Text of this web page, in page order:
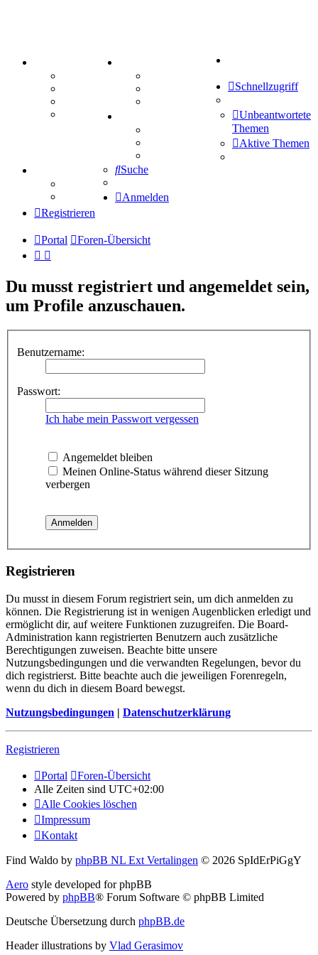
Mastodon
Treffenübersicht
Zitatesammlung
Schiffe versenken
Tipprunde
Comunio
Schnellzugriff
Unbeantwortete
Themen
Aktive Themen
Suche
Anmelden
Registrieren
Portal Foren-Übersicht
Du musst registriert und angemeldet sein,
um Profile anzuschauen.
Benutzername:
Passwort:
Ich habe mein Passwort vergessen
Angemeldet bleiben
Meinen Online-Status während dieser Sitzung
verbergen
Registrieren
Du musst in diesem Forum registriert sein, um dich anmelden zu
können. Die Registrierung ist in wenigen Augenblicken erledigt und
ermöglicht dir, auf weitere Funktionen zuzugreifen. Die Board-
Administration kann registrierten Benutzern auch zusätzliche
Berechtigungen zuweisen. Beachte bitte unsere
Nutzungsbedingungen und die verwandten Regelungen, bevor du
dich registrierst. Bitte beachte auch die jeweiligen Forenregeln,
wenn du dich in diesem Board bewegst.
Nutzungsbedingungen | Datenschutzerklärung
Registrieren
Portal
Foren-Übersicht
Alle Zeiten sind UTC+02:00
Alle Cookies löschen
Impressum
Kontakt
Find Waldo by phpBB NL Ext Vertalingen © 2026 SpIdErPiGgY
Aero style developed for phpBB
Powered by phpBB® Forum Software © phpBB Limited
Deutsche Übersetzung durch phpBB.de
Header illustrations by Vlad Gerasimov